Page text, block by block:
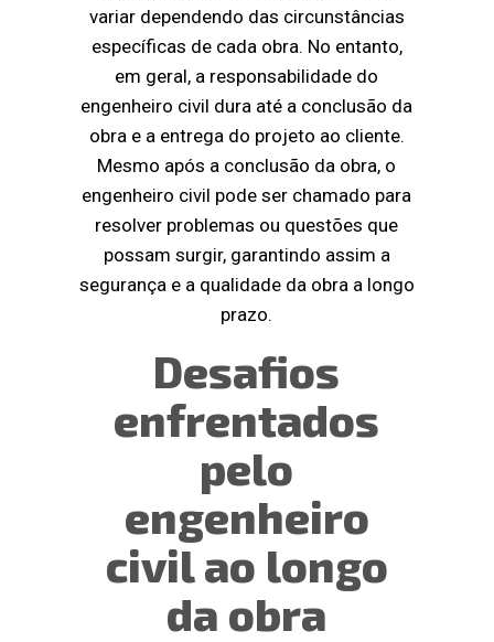
variar dependendo das circunstâncias
específicas de cada obra. No entanto,
em geral, a responsabilidade do
engenheiro civil dura até a conclusão da
obra e a entrega do projeto ao cliente.
Mesmo após a conclusão da obra, o
engenheiro civil pode ser chamado para
resolver problemas ou questões que
possam surgir, garantindo assim a
segurança e a qualidade da obra a longo
prazo.
Desafios
enfrentados
pelo
engenheiro
civil ao longo
da obra